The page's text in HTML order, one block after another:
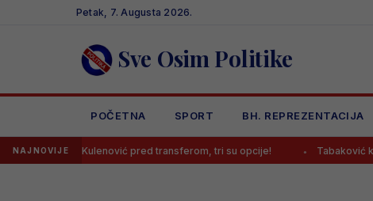
Petak, 7. Augusta 2026.
Sve Osim Politike
POČETNA SPORT BH. REPREZENTACIJA
NAJNOVIJE
pred transferom, tri su opcije! Tabaković komentirao